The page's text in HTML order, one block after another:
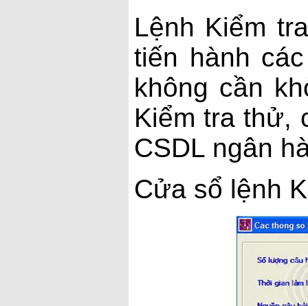
Lệnh Kiểm
tiến hành
không cần
Kiểm tra thử,
CSDL ngân
Cửa sổ lệnh